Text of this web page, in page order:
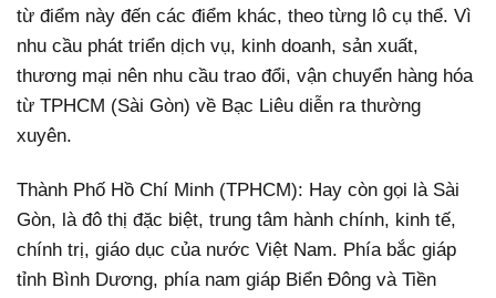
từ điểm này đến các điểm khác, theo từng lô cụ thể. Vì
nhu cầu phát triển dịch vụ, kinh doanh, sản xuất,
thương mại nên nhu cầu trao đổi, vận chuyển hàng hóa
từ TPHCM (Sài Gòn) về Bạc Liêu diễn ra thường
xuyên.
Thành Phố Hồ Chí Minh (TPHCM): Hay còn gọi là Sài
Gòn, là đô thị đặc biệt, trung tâm hành chính, kinh tế,
chính trị, giáo dục của nước Việt Nam. Phía bắc giáp
tỉnh Bình Dương, phía nam giáp Biển Đông và Tiền